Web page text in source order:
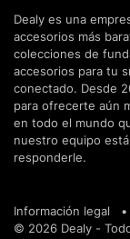
Dealy es una
accesorios más
colecciones de
accesorios para tu
conectado. Desde
para ofrecerte aún
en todo el mundo
nuestro equipo
responderle.
© 2026 Dealy -
Información legal •